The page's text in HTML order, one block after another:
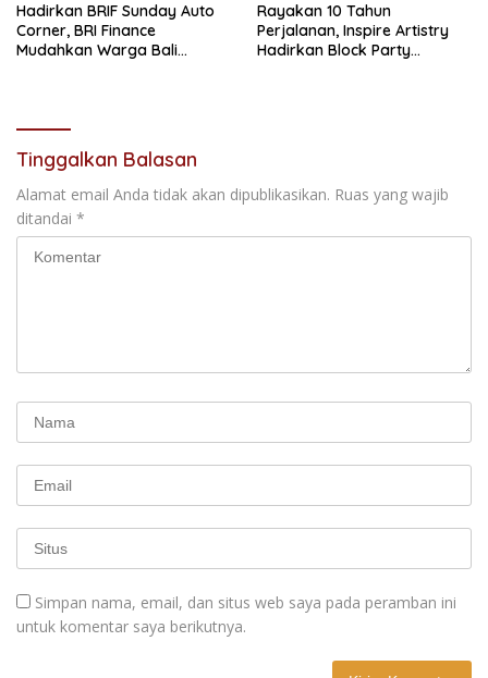
Hadirkan BRIF Sunday Auto
Corner, BRI Finance
Mudahkan Warga Bali
Rayakan 10 Tahun
Perjalanan, Inspire Artistry
Hadirkan Block Party
Tinggalkan Balasan
Alamat email Anda tidak akan dipublikasikan. Ruas yang wajib
ditandai *
Simpan nama, email, dan situs web saya pada peramban ini
untuk komentar saya berikutnya.